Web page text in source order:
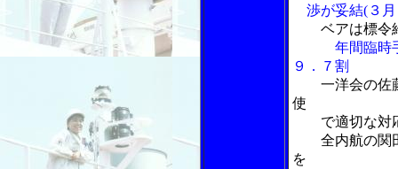
渉が妥結(３月
ベアは標令
年間臨時手
９．７割
一洋会の佐
使
で適切な対
全内航の関田
を